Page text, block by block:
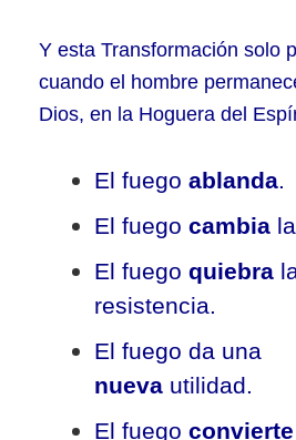
Y esta Transformación solo
cuando el hombre
Dios, en la Hoguera del
El fuego ablanda.
El fuego cambia
El fuego quiebra
resistencia.
El fuego da una
nueva utilidad.
El fuego convierte